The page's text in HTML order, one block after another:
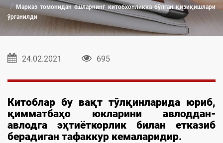
Марказ томонидан ёшларнинг китобхонликка бўлган қизиқишлари
ўрганилди
24.02.2021 695
Китоблар бу вақт тўлқинларида юриб,
қимматбаҳо юкларини авлоддан-
авлодга эҳтиёткорлик билан етказиб
берадиган тафаккур кемаларидир.